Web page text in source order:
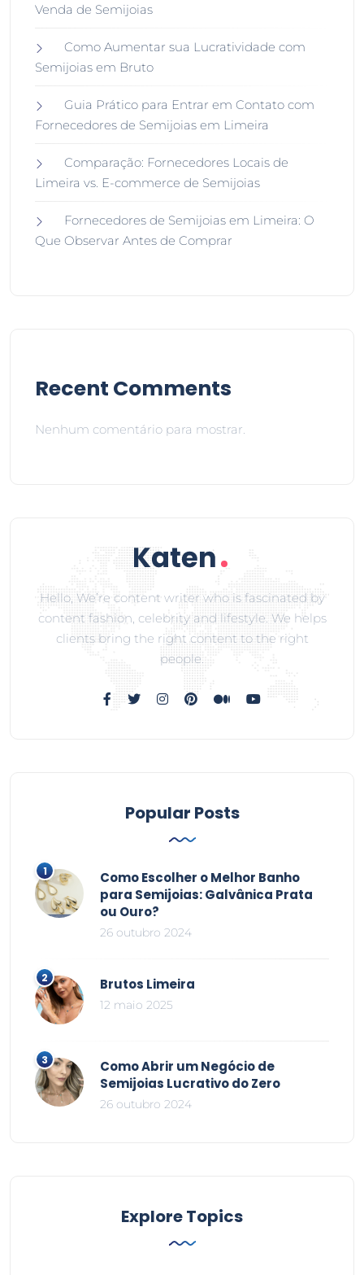
Venda de Semijoias
Como Aumentar sua Lucratividade com
Semijoias em Bruto
Guia Prático para Entrar em Contato com
Fornecedores de Semijoias em Limeira
Comparação: Fornecedores Locais de
Limeira vs. E-commerce de Semijoias
Fornecedores de Semijoias em Limeira: O
Que Observar Antes de Comprar
Recent Comments
Nenhum comentário para mostrar.
Hello, We’re content writer who is fascinated by
content fashion, celebrity and lifestyle. We helps
clients bring the right content to the right
people.
Popular Posts
Como Escolher o Melhor Banho
para Semijoias: Galvânica Prata
ou Ouro?
26 outubro 2024
Brutos Limeira
12 maio 2025
Como Abrir um Negócio de
Semijoias Lucrativo do Zero
26 outubro 2024
Explore Topics